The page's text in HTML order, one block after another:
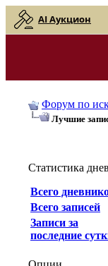
AI Аукцион
Форум по
Лучшие
Статистика
Всего
Всего записей
Записи за
последние